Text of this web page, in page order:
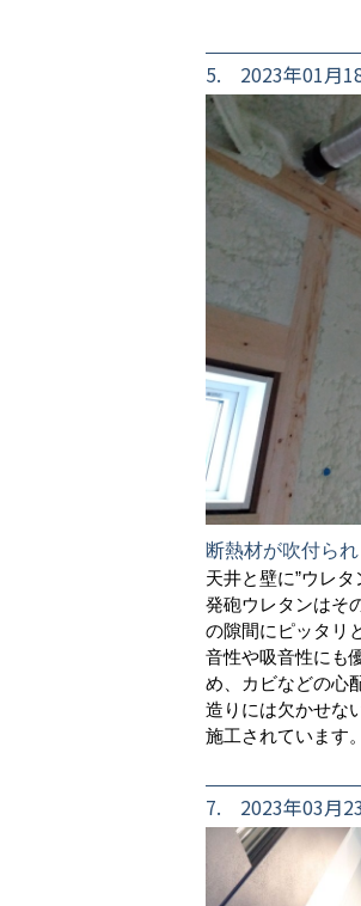
5. 2023年01月
断熱材が吹付られ
天井と壁に”ウレタ
発砲ウレタンはそ
の隙間にピッタリ
音性や吸音性にも
め、カビなどの心
造りには欠かせな
施工されています。
7. 2023年03月